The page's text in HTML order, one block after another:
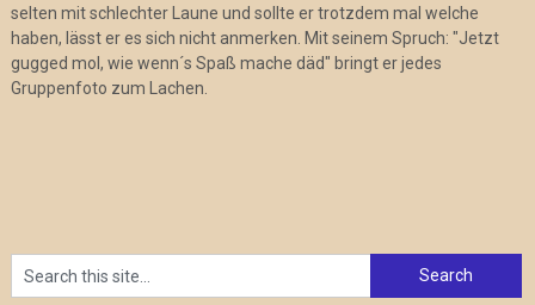
selten mit schlechter Laune und sollte er trotzdem mal welche
haben, lässt er es sich nicht anmerken. Mit seinem Spruch: "Jetzt
gugged mol, wie wenn´s Spaß mache däd" bringt er jedes
Gruppenfoto zum Lachen.